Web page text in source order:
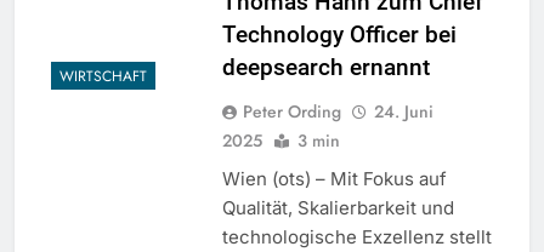
WIRTSCHAFT
Technology Officer bei
deepsearch ernannt
Peter Ording
24. Juni
2025
3 min
Wien (ots) – Mit Fokus auf
Qualität, Skalierbarkeit und
technologische Exzellenz stellt